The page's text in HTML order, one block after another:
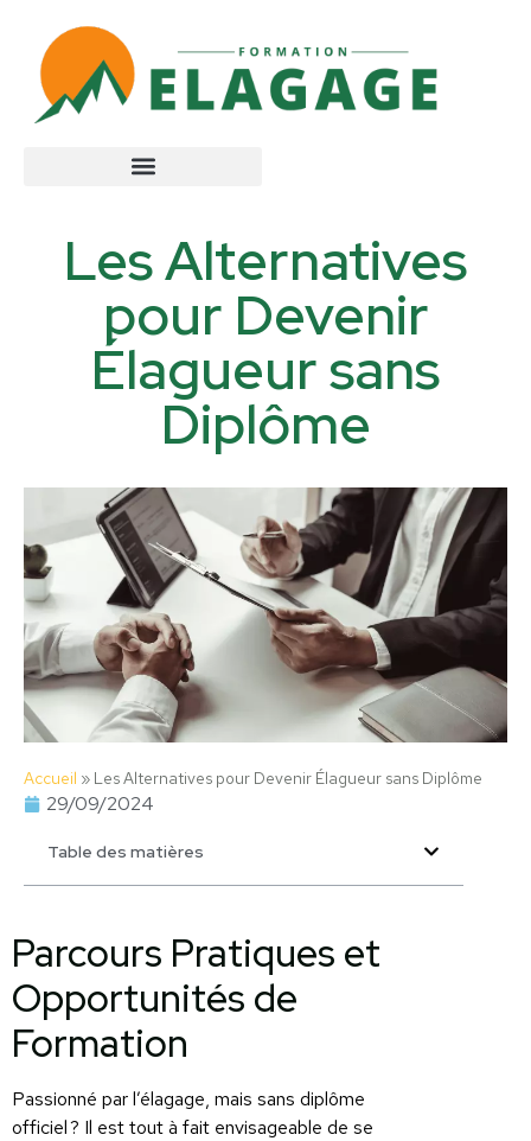
Les Alternatives
pour Devenir
Élagueur sans
Diplôme
Accueil » Les Alternatives pour Devenir Élagueur sans Diplôme
29/09/2024
Table des matières
Parcours Pratiques et
Opportunités de
Formation
Passionné par l’élagage, mais sans diplôme
officiel ? Il est tout à fait envisageable de se